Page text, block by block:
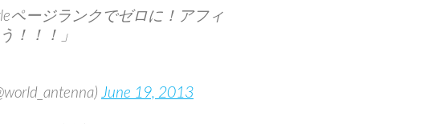
ページランクでゼロに！アフィ
！！！」
June 19, 2013